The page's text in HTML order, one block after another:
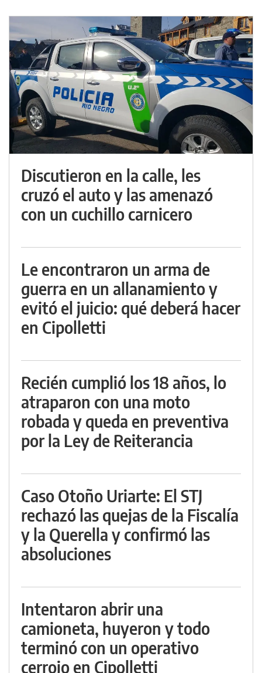
Discutieron en la calle, les
cruzó el auto y las amenazó
con un cuchillo carnicero
Le encontraron un arma de
guerra en un allanamiento y
evitó el juicio: qué deberá hacer
en Cipolletti
Recién cumplió los 18 años, lo
atraparon con una moto
robada y queda en preventiva
por la Ley de Reiterancia
Caso Otoño Uriarte: El STJ
rechazó las quejas de la Fiscalía
y la Querella y confirmó las
absoluciones
Intentaron abrir una
camioneta, huyeron y todo
terminó con un operativo
cerrojo en Cipolletti